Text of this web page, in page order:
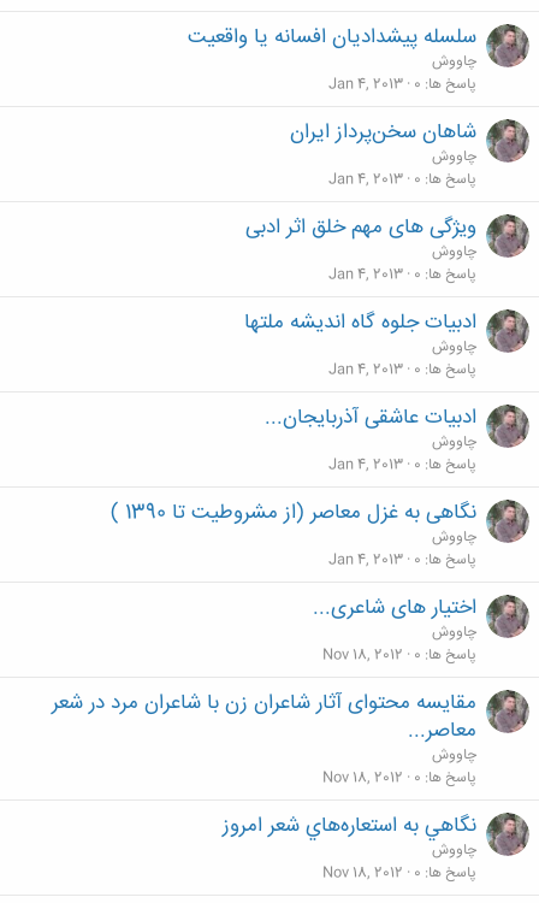
سلسله پيشداديان افسانه يا واقعيت
چاووش
پاسخ ها 0
Jan 4, 2013
شاهان سخن‌پرداز ايران
چاووش
پاسخ ها 0
Jan 4, 2013
ویژگی های مهم خلق اثر ادبی
چاووش
پاسخ ها 0
Jan 4, 2013
ادبیات جلوه گاه اندیشه ملتها
چاووش
پاسخ ها 0
Jan 4, 2013
ادبیات عاشقی آذربایجان...
چاووش
پاسخ ها 0
Jan 4, 2013
نگاهی به غزل معاصر (از مشروطیت تا 1390 )
چاووش
پاسخ ها 0
Jan 4, 2013
اختیار های شاعری...
چاووش
پاسخ ها 0
Nov 18, 2012
مقایسه محتوای آثار شاعران زن با شاعران مرد در شعر
معاصر...
چاووش
پاسخ ها 0
Nov 18, 2012
نگاهي به استعاره‌هاي شعر امروز
چاووش
پاسخ ها 0
Nov 18, 2012